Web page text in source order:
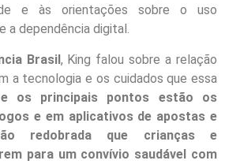
e às orientações sobre o uso
a dependência digital.
Brasil, King falou sobre a relação
a tecnologia e os cuidados que essa
os principais pontos estão os
e em aplicativos de apostas e
redobrada que crianças e
para um convívio saudável com